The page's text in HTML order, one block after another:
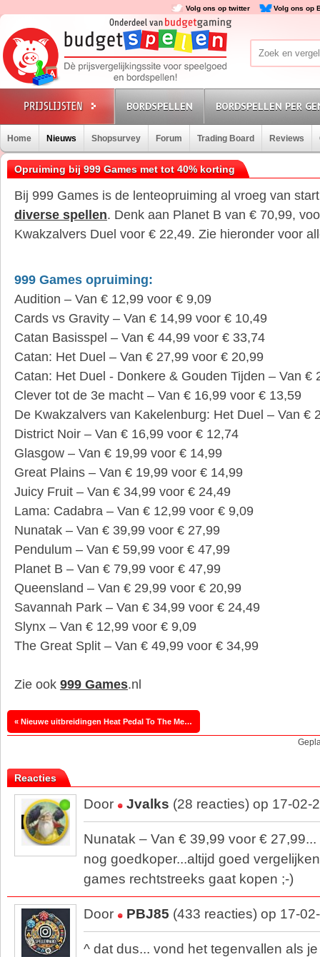
Volg ons op twitter Volg ons op
BORDSPELLEN BORDSPELLEN PER
Home Nieuws Shopsurvey Forum Trading Board Reviews
Opruiming bij 999 Games met tot 40% korting
Bij 999 Games is de lenteopruiming al vroeg van
diverse spellen. Denk aan Planet B van € 70,99,
Kwakzalvers Duel voor € 22,49. Zie hieronder voor
999 Games opruiming:
Audition – Van € 12,99 voor € 9,09
Cards vs Gravity – Van € 14,99 voor € 10,49
Catan Basisspel – Van € 44,99 voor € 33,74
Catan: Het Duel – Van € 27,99 voor € 20,99
Catan: Het Duel - Donkere & Gouden Tijden – Van €
Clever tot de 3e macht – Van € 16,99 voor € 13,59
De Kwakzalvers van Kakelenburg: Het Duel – Van €
District Noir – Van € 16,99 voor € 12,74
Glasgow – Van € 19,99 voor € 14,99
Great Plains – Van € 19,99 voor € 14,99
Juicy Fruit – Van € 34,99 voor € 24,49
Lama: Cadabra – Van € 12,99 voor € 9,09
Nunatak – Van € 39,99 voor € 27,99
Pendulum – Van € 59,99 voor € 47,99
Planet B – Van € 79,99 voor € 47,99
Queensland – Van € 29,99 voor € 20,99
Savannah Park – Van € 34,99 voor € 24,49
Slynx – Van € 12,99 voor € 9,09
The Great Split – Van € 49,99 voor € 34,99
Zie ook 999 Games.nl
« Nieuwe uitbreidingen Heat Pedal To The Metal komen uit in 2026
Reacties
Door Jvalks (28 reacties) op 17-02-
Nunatak – Van € 39,99 voor €
nog goedkoper...altijd goed
games rechtstreeks gaat kopen ;-)
Door PBJ85 (433 reacties) op 17-
^ dat dus... vond het tegenvallen als